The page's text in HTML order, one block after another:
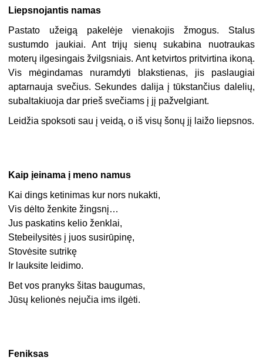
Liepsnojantis namas
Pastato užeigą pakelėje vienakojis žmogus. Stalus
sustumdo jaukiai. Ant trijų sienų sukabina nuotraukas
moterų ilgesingais žvilgsniais. Ant ketvirtos pritvirtina ikoną.
Vis mėgindamas nuramdyti blakstienas, jis paslaugiai
aptarnauja svečius. Sekundes dalija į tūkstančius dalelių,
subaltakiuoja dar prieš svečiams į jį pažvelgiant.
Leidžia spoksoti sau į veidą, o iš visų šonų jį laižo liepsnos.
Kaip įeinama į meno namus
Kai dings ketinimas kur nors nukakti,
Vis dėlto ženkite žingsnį…
Jus paskatins kelio ženklai,
Stebeilysitės į juos susirūpinę,
Stovėsite sutrikę
Ir lauksite leidimo.
Bet vos pranyks šitas baugumas,
Jūsų kelionės nejučia ims ilgėti.
Feniksas